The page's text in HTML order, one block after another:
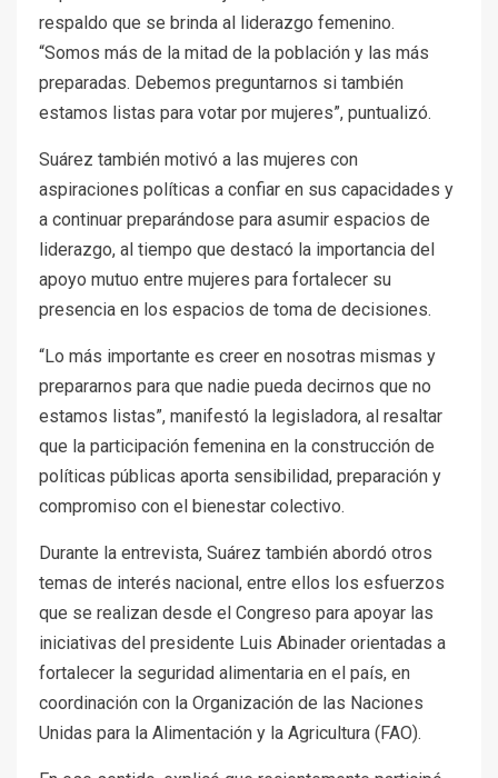
respaldo que se brinda al liderazgo femenino.
“Somos más de la mitad de la población y las más
preparadas. Debemos preguntarnos si también
estamos listas para votar por mujeres”, puntualizó.
Suárez también motivó a las mujeres con
aspiraciones políticas a confiar en sus capacidades y
a continuar preparándose para asumir espacios de
liderazgo, al tiempo que destacó la importancia del
apoyo mutuo entre mujeres para fortalecer su
presencia en los espacios de toma de decisiones.
“Lo más importante es creer en nosotras mismas y
prepararnos para que nadie pueda decirnos que no
estamos listas”, manifestó la legisladora, al resaltar
que la participación femenina en la construcción de
políticas públicas aporta sensibilidad, preparación y
compromiso con el bienestar colectivo.
Durante la entrevista, Suárez también abordó otros
temas de interés nacional, entre ellos los esfuerzos
que se realizan desde el Congreso para apoyar las
iniciativas del presidente Luis Abinader orientadas a
fortalecer la seguridad alimentaria en el país, en
coordinación con la Organización de las Naciones
Unidas para la Alimentación y la Agricultura (FAO).